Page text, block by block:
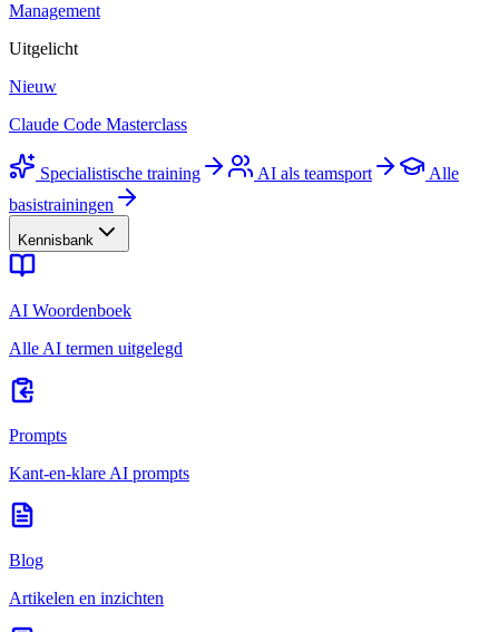
Management
Uitgelicht
Nieuw
Claude Code Masterclass
Specialistische training AI als teamsport
Alle
basistrainingen
Kennisbank
AI Woordenboek
Alle AI termen uitgelegd
Prompts
Kant-en-klare AI prompts
Blog
Artikelen en inzichten